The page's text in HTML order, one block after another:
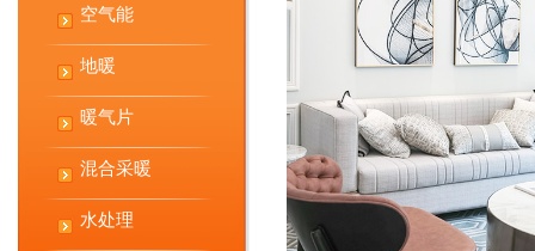
空气能
地暖
暖气片
混合采暖
水处理